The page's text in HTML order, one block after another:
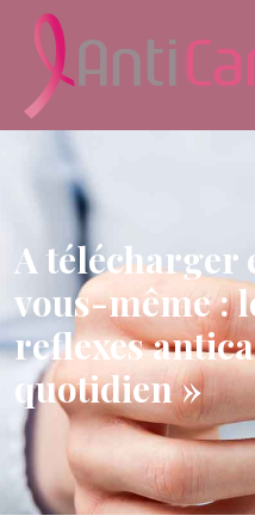
A
vous-même :
reflexes
quotidien »